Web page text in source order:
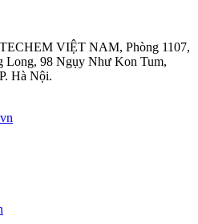
VIỆT NAM, Phòng 1107,
Long, 98 Ngụy Như Kon Tum,
Hà Nội.